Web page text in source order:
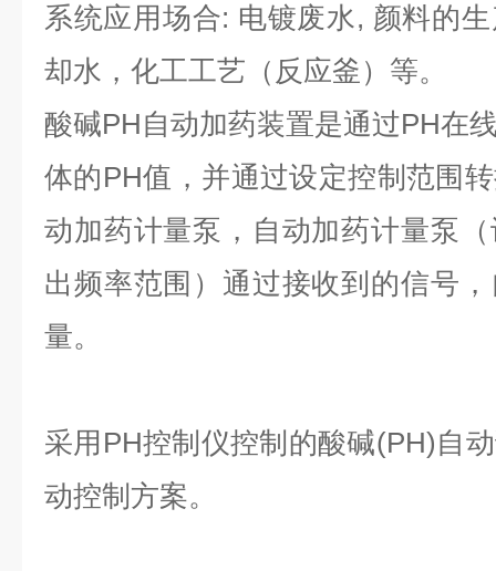
系统应用场合: 电镀废水, 颜料的
却水，化工工艺（反应釜）等。
酸碱PH自动加药装置是通过PH在
体的PH值，并通过设定控制范围
动加药计量泵，自动加药计量泵
出频率范围）通过接收到的信号
量。
采用PH控制仪控制的酸碱(PH)自
动控制方案。